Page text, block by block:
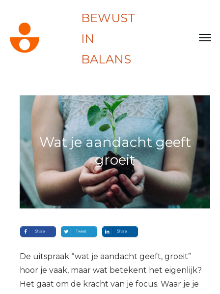
BEWUST
IN
BALANS
Wat je aandacht geeft
groeit
Share Tweet Share
De uitspraak “wat je aandacht geeft, groeit”
hoor je vaak, maar wat betekent het eigenlijk?
Het gaat om de kracht van je focus. Waar je je